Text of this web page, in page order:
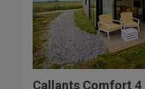
Callants Comfort 4